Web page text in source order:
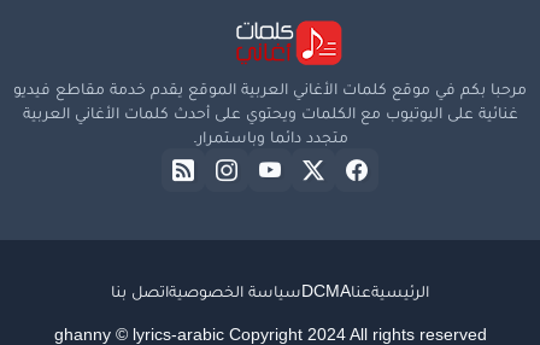
مرحبا بكم في موقع كلمات الأغاني العربية الموقع يقدم خدمة مقاطع فيديو
غنائية على اليوتيوب مع الكلمات ويحتوي على أحدث كلمات الأغاني العربية
متجدد دائما وباستمرار.
ghanny © lyrics-arabic Copyright 2024 All rights reserved
الرئيسيةعناDCMAسياسة الخصوصيةاتصل بنا